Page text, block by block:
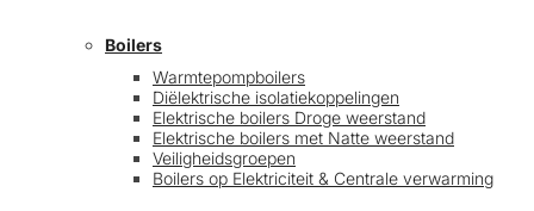
Boilers
Warmtepompboilers
Diëlektrische isolatiekoppelingen
Elektrische boilers Droge weerstand
Elektrische boilers met Natte weerstand
Veiligheidsgroepen
Boilers op Elektriciteit & Centrale verwarming